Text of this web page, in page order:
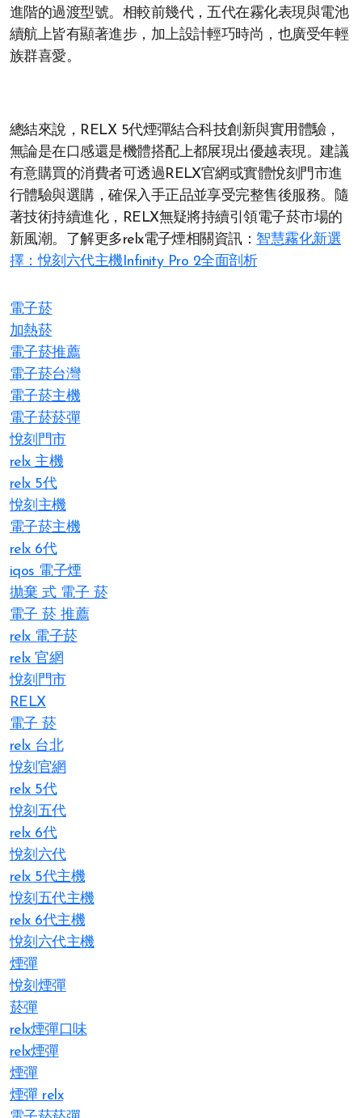
進階的過渡型號。相較前幾代，五代在霧化表現與電池
續航上皆有顯著進步，加上設計輕巧時尚，也廣受年輕
族群喜愛。
總結來說，RELX 5代煙彈結合科技創新與實用體驗，
無論是在口感還是機體搭配上都展現出優越表現。建議
有意購買的消費者可透過RELX官網或實體悅刻門市進
行體驗與選購，確保入手正品並享受完整售後服務。隨
著技術持續進化，RELX無疑將持續引領電子菸市場的
新風潮。了解更多relx電子煙相關資訊： 智慧霧化新選
擇：悅刻六代主機Infinity Pro 2全面剖析
電子菸
加熱菸
電子菸推薦
電子菸台灣
電子菸主機
電子菸菸彈
悅刻門市
relx 主機
relx 5代
悅刻主機
電子菸主機
relx 6代
iqos 電子煙​
拋棄 式 電子 菸​
電子 菸 推薦
relx 電子菸
relx 官網
悅刻門市
RELX
電子 菸
relx 台北
悅刻官網
relx 5代
悅刻五代
relx 6代
悅刻六代
relx 5代主機
悅刻五代主機
relx 6代主機
悅刻六代主機
煙彈
悅刻煙彈
菸彈
relx煙彈口味
relx煙彈
煙彈
煙彈 relx